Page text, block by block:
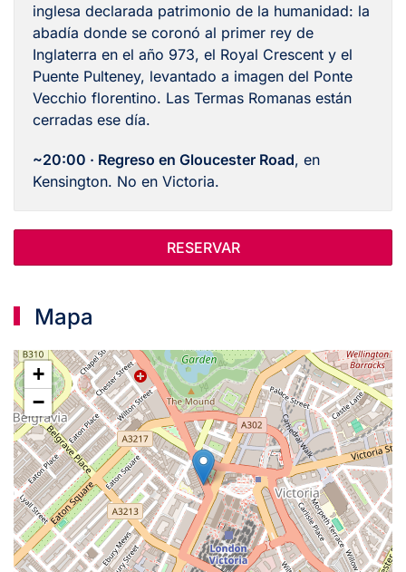
inglesa declarada patrimonio de la humanidad: la
abadía donde se coronó al primer rey de
Inglaterra en el año 973, el Royal Crescent y el
Puente Pulteney, levantado a imagen del Ponte
Vecchio florentino. Las Termas Romanas están
cerradas ese día.
~20:00 · Regreso en Gloucester Road, en
Kensington. No en Victoria.
RESERVAR
Mapa
+
−